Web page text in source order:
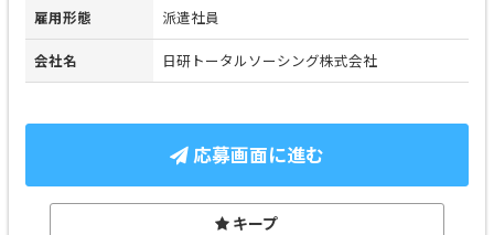
雇用形態 派遣社員
会社名 日研トータルソーシング株式会社
応募画面に進む
キープ